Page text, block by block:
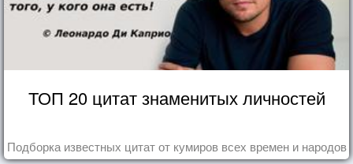
ТОП 20 цитат знаменитых личностей
Подборка известных цитат от кумиров всех времен и народов